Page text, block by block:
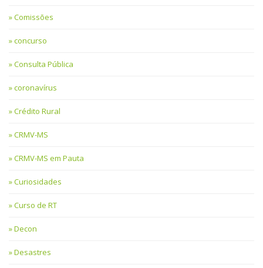
Comissões
concurso
Consulta Pública
coronavírus
Crédito Rural
CRMV-MS
CRMV-MS em Pauta
Curiosidades
Curso de RT
Decon
Desastres